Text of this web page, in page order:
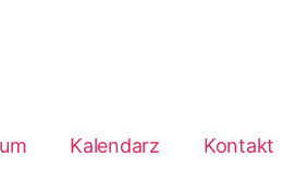
Kalendarz Kontakt